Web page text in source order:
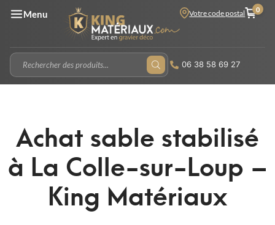
Menu Votre code postal 0
06 38 58 69 27
Achat sable stabilisé
à La Colle-sur-Loup –
King Matériaux